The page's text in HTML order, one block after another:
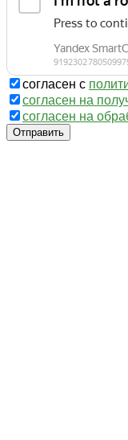
согласен с
согласен на
согласен на
Отправить